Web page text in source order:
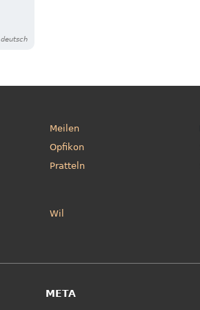
deutsch
Meilen
Opfikon
Pratteln
Wil
META